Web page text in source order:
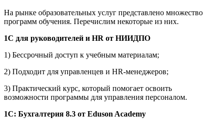
На рынке образовательных услуг представлено множество
программ обучения. Перечислим некоторые из них.
1С для руководителей и HR от НИИДПО
1) Бессрочный доступ к учебным материалам;
2) Подходит для управленцев и HR-менеджеров;
3) Практический курс, который помогает освоить
возможности программы для управления персоналом.
1C: Бухгалтерия 8.3 от Eduson Academy